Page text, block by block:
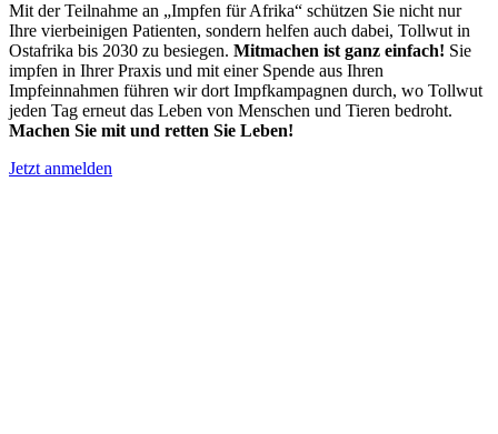
Mit der Teilnahme an „Impfen für Afrika“ schützen Sie nicht nur
Ihre vierbeinigen Patienten, sondern helfen auch dabei, Tollwut in
Ostafrika bis 2030 zu besiegen. Mitmachen ist ganz einfach! Sie
impfen in Ihrer Praxis und mit einer Spende aus Ihren
Impfeinnahmen führen wir dort Impfkampagnen durch, wo Tollwut
jeden Tag erneut das Leben von Menschen und Tieren bedroht.
Machen Sie mit und retten Sie Leben!
Jetzt anmelden